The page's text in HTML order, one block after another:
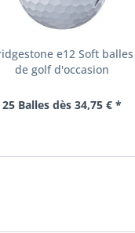
e12 Soft balles
de golf d'occasion
25 Balles dès 34,75 € *